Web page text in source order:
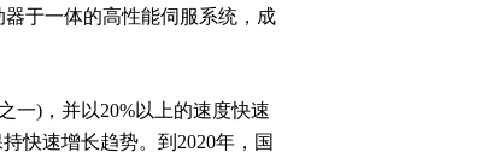
于一体的高性能伺服系统，成
一)，并以20%以上的速度快速
快速增长趋势。到2020年，国